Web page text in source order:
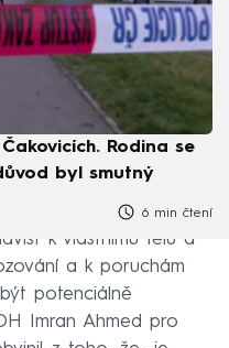
Rodina se
byl smutný
6 min čtení
k vlastnímu tělu a
a k poruchám
potenciálně
Imran Ahmed pro